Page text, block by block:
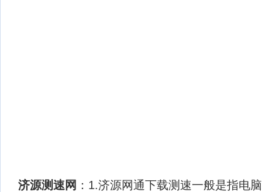
济源测速网 ：1.济源网通下载测速一般是指电